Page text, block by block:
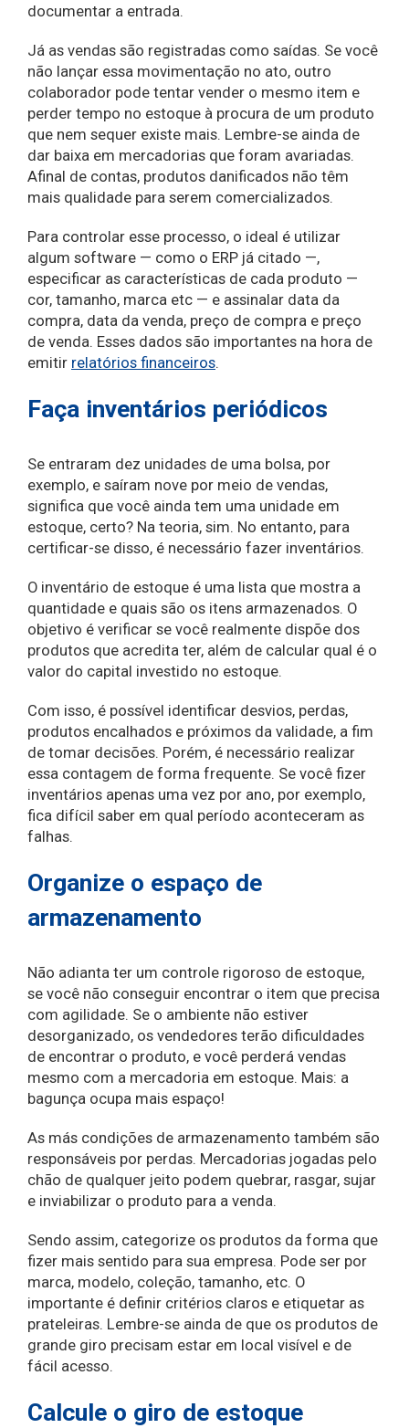
documentar a entrada.
Já as vendas são registradas como saídas. Se você
não lançar essa movimentação no ato, outro
colaborador pode tentar vender o mesmo item e
perder tempo no estoque à procura de um produto
que nem sequer existe mais. Lembre-se ainda de
dar baixa em mercadorias que foram avariadas.
Afinal de contas, produtos danificados não têm
mais qualidade para serem comercializados.
Para controlar esse processo, o ideal é utilizar
algum software — como o ERP já citado —,
especificar as características de cada produto —
cor, tamanho, marca etc — e assinalar data da
compra, data da venda, preço de compra e preço
de venda. Esses dados são importantes na hora de
emitir relatórios financeiros.
Faça inventários periódicos
Se entraram dez unidades de uma bolsa, por
exemplo, e saíram nove por meio de vendas,
significa que você ainda tem uma unidade em
estoque, certo? Na teoria, sim. No entanto, para
certificar-se disso, é necessário fazer inventários.
O inventário de estoque é uma lista que mostra a
quantidade e quais são os itens armazenados. O
objetivo é verificar se você realmente dispõe dos
produtos que acredita ter, além de calcular qual é o
valor do capital investido no estoque.
Com isso, é possível identificar desvios, perdas,
produtos encalhados e próximos da validade, a fim
de tomar decisões. Porém, é necessário realizar
essa contagem de forma frequente. Se você fizer
inventários apenas uma vez por ano, por exemplo,
fica difícil saber em qual período aconteceram as
falhas.
Organize o espaço de
armazenamento
Não adianta ter um controle rigoroso de estoque,
se você não conseguir encontrar o item que precisa
com agilidade. Se o ambiente não estiver
desorganizado, os vendedores terão dificuldades
de encontrar o produto, e você perderá vendas
mesmo com a mercadoria em estoque. Mais: a
bagunça ocupa mais espaço!
As más condições de armazenamento também são
responsáveis por perdas. Mercadorias jogadas pelo
chão de qualquer jeito podem quebrar, rasgar, sujar
e inviabilizar o produto para a venda.
Sendo assim, categorize os produtos da forma que
fizer mais sentido para sua empresa. Pode ser por
marca, modelo, coleção, tamanho, etc. O
importante é definir critérios claros e etiquetar as
prateleiras. Lembre-se ainda de que os produtos de
grande giro precisam estar em local visível e de
fácil acesso.
Calcule o giro de estoque